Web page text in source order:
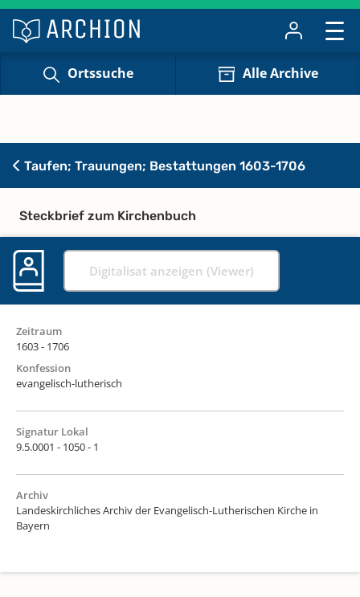
Ortssuche Alle Archive
Taufen; Trauungen; Bestattungen 1603-1706
Steckbrief zum Kirchenbuch
Digitalisat anzeigen (Viewer)
Zeitraum
1603 - 1706
Konfession
evangelisch-lutherisch
Signatur Lokal
9.5.0001 - 1050 - 1
Archiv
Landeskirchliches Archiv der Evangelisch-Lutherischen Kirche in
Bayern